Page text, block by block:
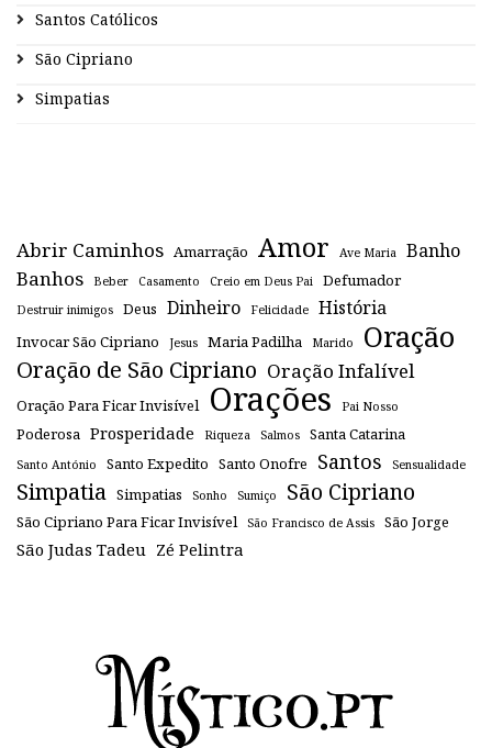
Santos Católicos
São Cipriano
Simpatias
Abrir Caminhos Amarração Amor Ave Maria Banho
Banhos Beber Casamento Creio em Deus Pai Defumador
Destruir inimigos Deus Dinheiro Felicidade História
Invocar São Cipriano Jesus Maria Padilha Marido Oração
Oração de São Cipriano Oração Infalível
Oração Para Ficar Invisível Orações Pai Nosso
Poderosa Prosperidade Riqueza Salmos Santa Catarina
Santo António Santo Expedito Santo Onofre Santos Sensualidade
Simpatia Simpatias Sonho Sumiço São Cipriano
São Cipriano Para Ficar Invisível São Francisco de Assis São Jorge
São Judas Tadeu Zé Pelintra